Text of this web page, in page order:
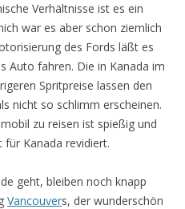
Verhältnisse ist es ein
war es aber schon ziemlich
des Fords läßt es
Auto fahren. Die in Kanada im
Spritpreise lassen den
nicht so schlimm erscheinen.
zu reisen ist spießig und
für Kanada revidiert.
geht, bleiben noch knapp
Vancouvers, der wunderschön